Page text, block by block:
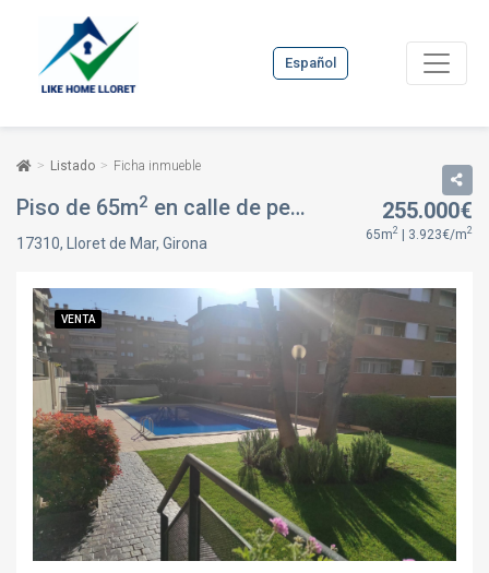
Español
Listado Ficha inmueble
Piso de 65m2 en calle de pere codina i mont, en Lloret de Mar, Girona
17310, Lloret de Mar, Girona
255.000€
65m2 | 3.923€/m2
VENTA